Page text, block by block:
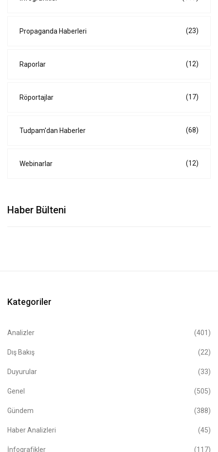
Propaganda Haberleri (23)
Raporlar (12)
Röportajlar (17)
Tudpam'dan Haberler (68)
Webinarlar (12)
Haber Bülteni
Kategoriler
Analizler (401)
Dış Bakış (22)
Duyurular (33)
Genel (505)
Gündem (388)
Haber Analizleri (45)
İnfografikler (117)